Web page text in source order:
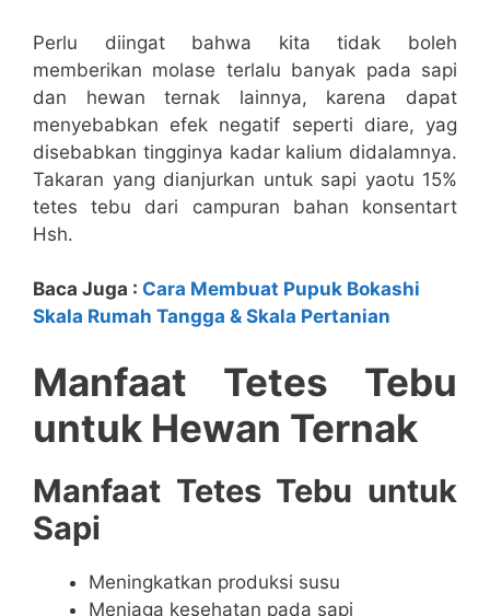
Perlu diingat bahwa kita tidak boleh
memberikan molase terlalu banyak pada sapi
dan hewan ternak lainnya, karena dapat
menyebabkan efek negatif seperti diare, yag
disebabkan tingginya kadar kalium didalamnya.
Takaran yang dianjurkan untuk sapi yaotu 15%
tetes tebu dari campuran bahan konsentart
Hsh.
Baca Juga : Cara Membuat Pupuk Bokashi
Skala Rumah Tangga & Skala Pertanian
Manfaat Tetes Tebu
untuk Hewan Ternak
Manfaat Tetes Tebu untuk
Sapi
Meningkatkan produksi susu
Menjaga kesehatan pada sapi